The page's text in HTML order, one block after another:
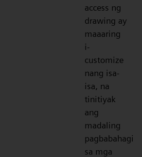
access ng
drawing ay
maaaring
i-
customize
nang isa-
isa, na
tinitiyak
ang
madaling
pagbabahagi
sa mga